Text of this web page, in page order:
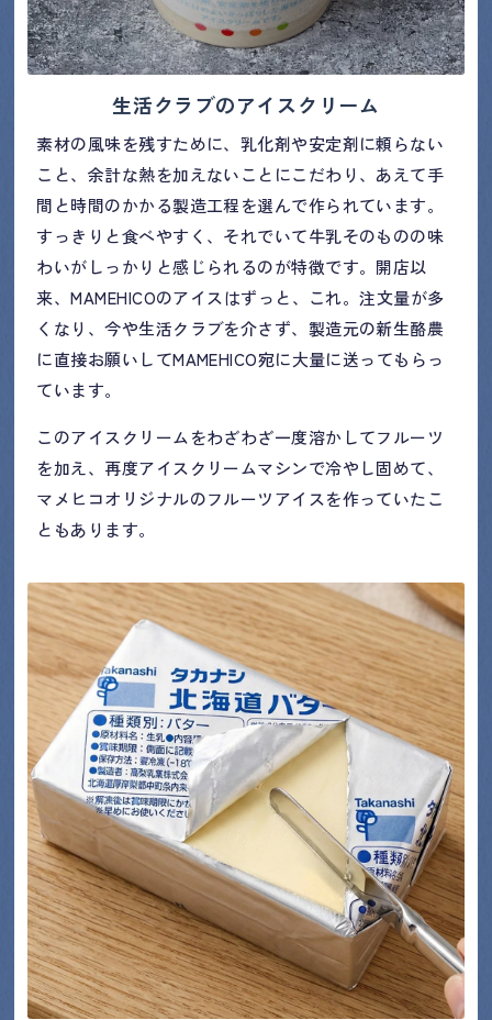
生活クラブのアイスクリーム
素材の風味を残すために、乳化剤や安定剤に頼らない
こと、余計な熱を加えないことにこだわり、あえて手
間と時間のかかる製造工程を選んで作られています。
すっきりと食べやすく、それでいて牛乳そのものの味
わいがしっかりと感じられるのが特徴です。開店以
来、MAMEHICOのアイスはずっと、これ。注文量が多
くなり、今や生活クラブを介さず、製造元の新生酪農
に直接お願いしてMAMEHICO宛に大量に送ってもらっ
ています。
このアイスクリームをわざわざ一度溶かしてフルーツ
を加え、再度アイスクリームマシンで冷やし固めて、
マメヒコオリジナルのフルーツアイスを作っていたこ
ともあります。